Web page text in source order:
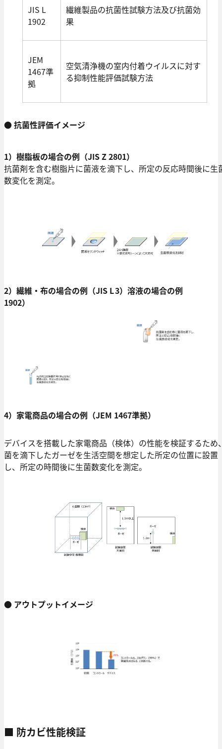
JIS L
1902
繊維製品の抗菌性試験方法及び抗菌効
果
JEM
1467準
拠
空気清浄機の室内付着ウイルスに対す
る抑制性能評価試験方法
● 抗菌性評価イメージ
1）樹脂板の場合の例（JIS Z 2801）
抗菌剤を含む樹脂片に菌液を滴下し、所定の反応時間後に生
数変化を測定。
2）繊維・布の場合の例（JIS L
1902）
3）溶液の場合の例
4）家電商品の場合の例（JEM 1467準拠）
デバイスを搭載した家電商品（検体）の性能を検証するため
菌を滴下したガーゼを生活空間を想定した所定の位置に設置
し、所定の時間後に生菌数変化を測定。
● アウトプットイメージ
■ 防カビ性能検証